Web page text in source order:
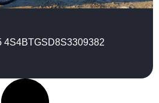
4S4BTGSD8S3309382